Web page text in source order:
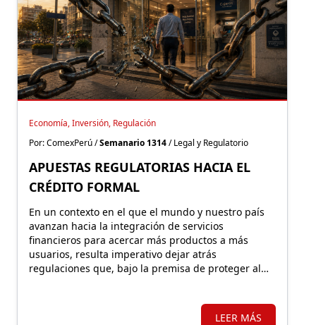
Economía, Inversión, Regulación
Por: ComexPerú /Semanario 1314/ Legal y Regulatorio
APUESTAS REGULATORIAS HACIA EL
CRÉDITO FORMAL
En un contexto en el que el mundo y nuestro país
avanzan hacia la integración de servicios
financieros para acercar más productos a más
usuarios, resulta imperativo dejar atrás
regulaciones que, bajo la premisa de proteger al
LEER MÁS